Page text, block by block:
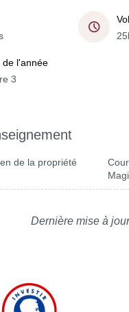
de l'année
3
de la propriété
Dernière mise à